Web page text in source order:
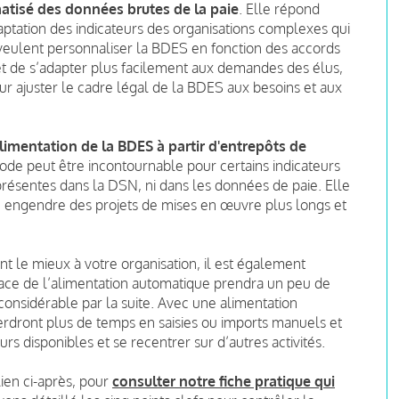
des données brutes de la paie . Elle répond
des indicateurs des organisations complexes qui
personnaliser la BDES en fonction des accords
s’adapter plus facilement aux demandes des élus,
ajuster le cadre légal de la BDES aux besoins et aux
de la BDES à partir d'entrepôts de
peut être incontournable pour certains indicateurs
dans la DSN, ni dans les données de paie. Elle
des projets de mises en œuvre plus longs et
le mieux à votre organisation, il est également
de l’alimentation automatique prendra un peu de
par la suite. Avec une alimentation
plus de temps en saisies ou imports manuels et
disponibles et se recentrer sur d’autres activités.
ci-après, pour consulter notre fiche pratique qui